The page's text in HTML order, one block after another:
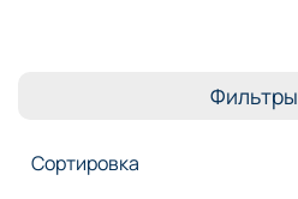
Фильтры